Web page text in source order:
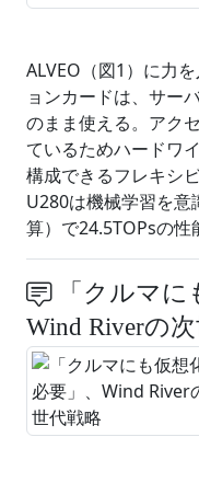
ALVEO（図1）に力
ョンカードは、サー
のまま使える。アク
ているためハードワ
構成できるフレキシ
U280は機械学習を
算）で24.5TOPsの性
「クルマに
Wind Riverの